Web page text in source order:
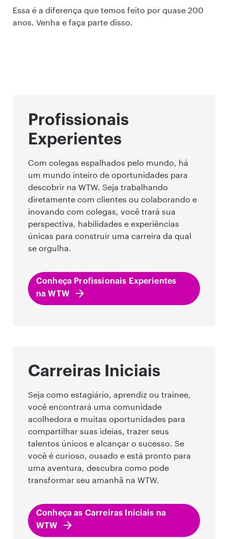
Essa é a diferença que temos feito por quase 200
anos. Venha e faça parte disso.
Profissionais
Experientes
Com colegas espalhados pelo mundo, há
um mundo inteiro de oportunidades para
descobrir na WTW. Seja trabalhando
diretamente com clientes ou colaborando e
inovando com colegas, você trará sua
perspectiva, habilidades e experiências
únicas para construir uma carreira da qual
se orgulha.
Conheça Profissionais Experientes
na WTW
Carreiras Iniciais
Seja como estagiário, aprendiz ou trainee,
você encontrará uma comunidade
acolhedora e muitas oportunidades para
compartilhar suas ideias, trazer seus
talentos únicos e alcançar o sucesso. Se
você é curioso, ousado e está pronto para
uma aventura, descubra como pode
transformar seu amanhã na WTW.
Conheça as Carreiras Iniciais na
WTW